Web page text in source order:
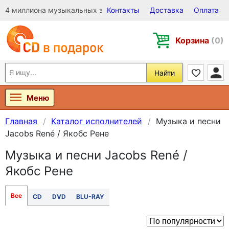
4 миллиона музыкальных записей на Виниле, CD и DVD
Контакты Доставка Оплата
Корзина (0)
Найти
Меню
Главная Каталог исполнителей
Музыка и песни
Jacobs René / Якобс Рене
Музыка и песни Jacobs René /
Якобс Рене
Все CD DVD BLU-RAY